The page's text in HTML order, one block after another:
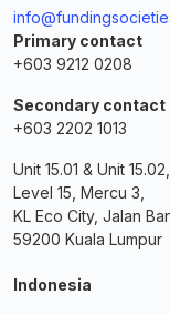
Primary contact
+603 9212 0208
Secondary contact
+603 2202 1013
Unit 15.01 & Unit 15.02,
Level 15, Mercu 3,
KL Eco City, Jalan
59200 Kuala Lumpur
Indonesia